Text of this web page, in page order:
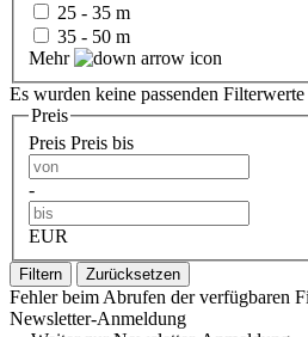
25 - 35 m
35 - 50 m
Mehr
Es wurden keine passenden
Preis
Preis Preis bis
-
EUR
Filtern Zurücksetzen
Fehler beim Abrufen der verfügbaren
Newsletter-Anmeldung